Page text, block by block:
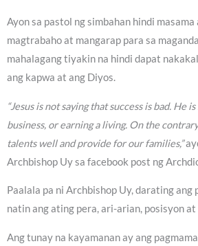
Ayon sa pastol ng simbahan hindi masama
magtrabaho at mangarap para sa
mahalagang tiyakin na hindi dapat
ang kapwa at ang Diyos.
“Jesus is not saying that success is bad. He
business, or earning a living. On the
talents well and provide for our families,”
Archbishop Uy sa facebook post ng
Paalala pa ni Archbishop Uy, darating ang
natin ang ating pera, ari-arian, posisyon at
Ang tunay na kayamanan ay ang